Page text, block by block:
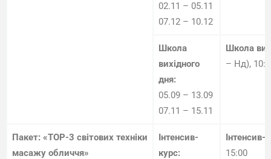
02.11 – 05.11
07.12 – 10.12
Школа
вихідного
дня:
05.09 – 13.09
07.11 – 15.11
Школа
– Нд),
Пакет: «TOP-3 світових техніки
масажу обличчя»
Інтенсив-
курс:
Інтенсив-
15:00